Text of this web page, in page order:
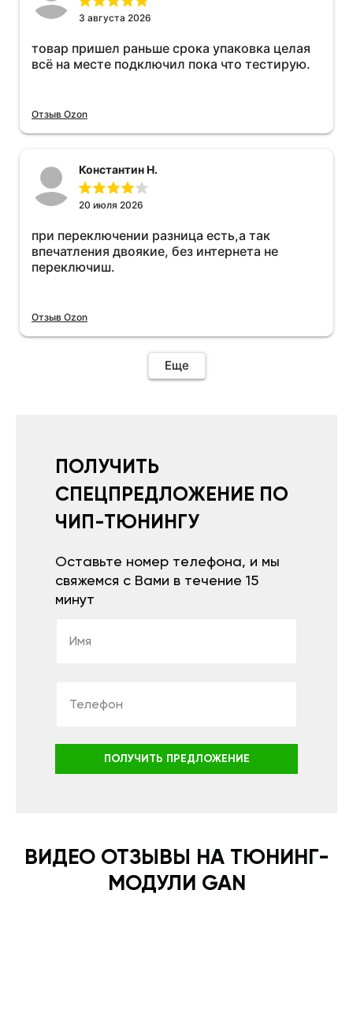
3 августа 2026
товар пришел раньше срока упаковка целая
всё на месте подключил пока что тестирую.
Отзыв Ozon
Константин Н.
20 июля 2026
при переключении разница есть,а так
впечатления двоякие, без интернета не
переключиш.
Отзыв Ozon
Еще
ПОЛУЧИТЬ
СПЕЦПРЕДЛОЖЕНИЕ ПО
ЧИП-ТЮНИНГУ
Оставьте номер телефона, и мы
свяжемся с Вами в течение 15
минут
ПОЛУЧИТЬ ПРЕДЛОЖЕНИЕ
ВИДЕО ОТЗЫВЫ НА ТЮНИНГ-
МОДУЛИ GAN